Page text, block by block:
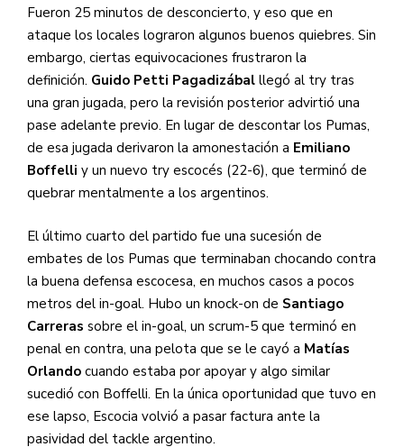
Fueron 25 minutos de desconcierto, y eso que en
ataque los locales lograron algunos buenos quiebres. Sin
embargo, ciertas equivocaciones frustraron la
definición. Guido Petti Pagadizábal llegó al try tras
una gran jugada, pero la revisión posterior advirtió una
pase adelante previo. En lugar de descontar los Pumas,
de esa jugada derivaron la amonestación a Emiliano
Boffelli y un nuevo try escocés (22-6), que terminó de
quebrar mentalmente a los argentinos.
El último cuarto del partido fue una sucesión de
embates de los Pumas que terminaban chocando contra
la buena defensa escocesa, en muchos casos a pocos
metros del in-goal. Hubo un knock-on de Santiago
Carreras sobre el in-goal, un scrum-5 que terminó en
penal en contra, una pelota que se le cayó a Matías
Orlando cuando estaba por apoyar y algo similar
sucedió con Boffelli. En la única oportunidad que tuvo en
ese lapso, Escocia volvió a pasar factura ante la
pasividad del tackle argentino.